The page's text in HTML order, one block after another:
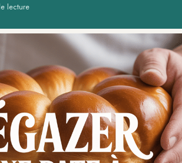
lecture